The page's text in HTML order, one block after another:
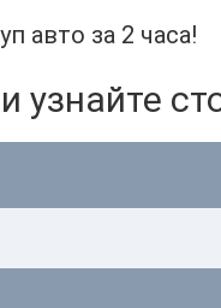
авто за 2 часа!
узнайте